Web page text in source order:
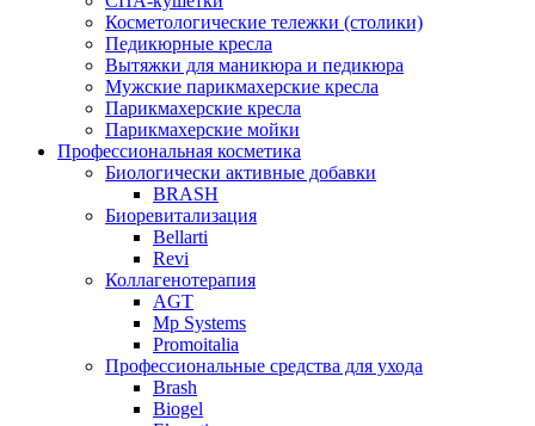
Косметологические тележки (столики)
Педикюрные кресла
Вытяжки для маникюра и педикюра
Мужские парикмахерские кресла
Парикмахерские кресла
Парикмахерские мойки
Профессиональная косметика
Биологически активные добавки
BRASH
Биоревитализация
Bellarti
Revi
Коллагенотерапия
AGT
Mp Systems
Promoitalia
Профессиональные средства для ухода
Brash
Biogel